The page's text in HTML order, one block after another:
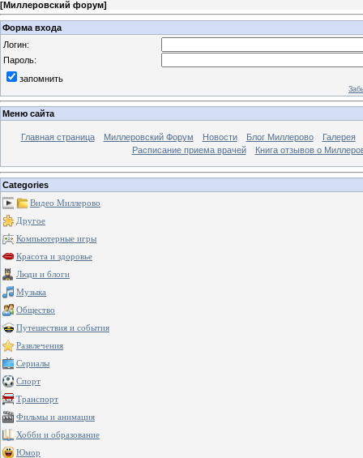
[Миллеровский форум]
Форма входа
Логин:
Пароль:
запомнить
Меню сайта
Главная страница Миллеровский Форум Новости Блог Миллерово
Галерея
Расписание приема врачей
Книга отзывов о
Categories
Видео Миллерово
Другое
Компьютерные игры
Красота и здоровье
Люди и блоги
Музыка
Общество
Путешествия и события
Развлечения
Сериалы
Спорт
Транспорт
Фильмы и анимация
Хобби и образование
Юмор